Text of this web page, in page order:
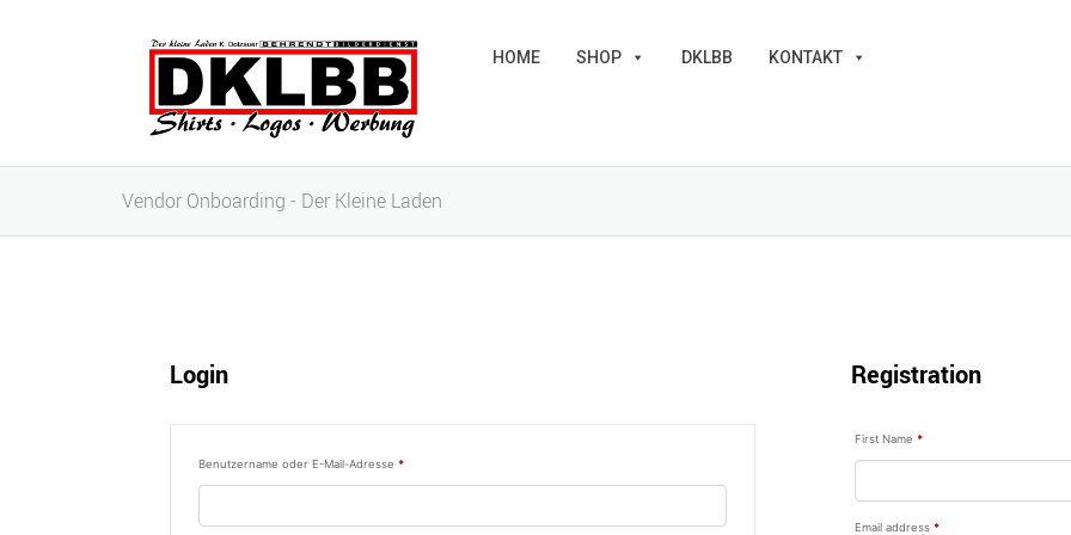
HOME SHOP DKLBB KONTAKT
Vendor Onboarding - Der Kleine Laden
Login
Benutzername oder E-Mail-Adresse *Erforderlich
Registration
First Name *
Email address *